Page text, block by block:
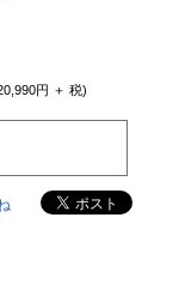
円 ＋ 税)